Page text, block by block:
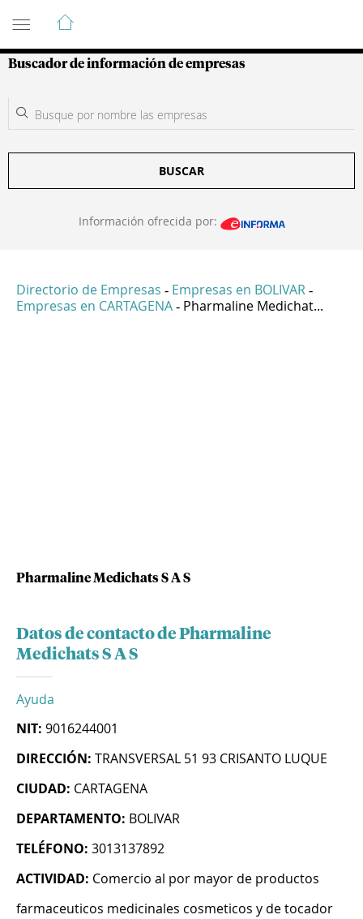
Guía de Empresas Colombianas
Buscador de información de empresas
BUSCAR
Información ofrecida por:
Directorio de Empresas - Empresas en BOLIVAR -
Empresas en CARTAGENA - Pharmaline Medichat...
Pharmaline Medichats S A S
Datos de contacto de Pharmaline
Medichats S A S
Ayuda
NIT: 9016244001
DIRECCIÓN: TRANSVERSAL 51 93 CRISANTO LUQUE
CIUDAD: CARTAGENA
DEPARTAMENTO: BOLIVAR
TELÉFONO: 3013137892
ACTIVIDAD: Comercio al por mayor de productos
farmaceuticos medicinales cosmeticos y de tocador